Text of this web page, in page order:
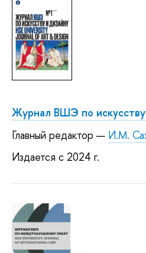
Журнал ВШЭ по искусству
Главный редактор — И.М.
Издается с 2024 г.